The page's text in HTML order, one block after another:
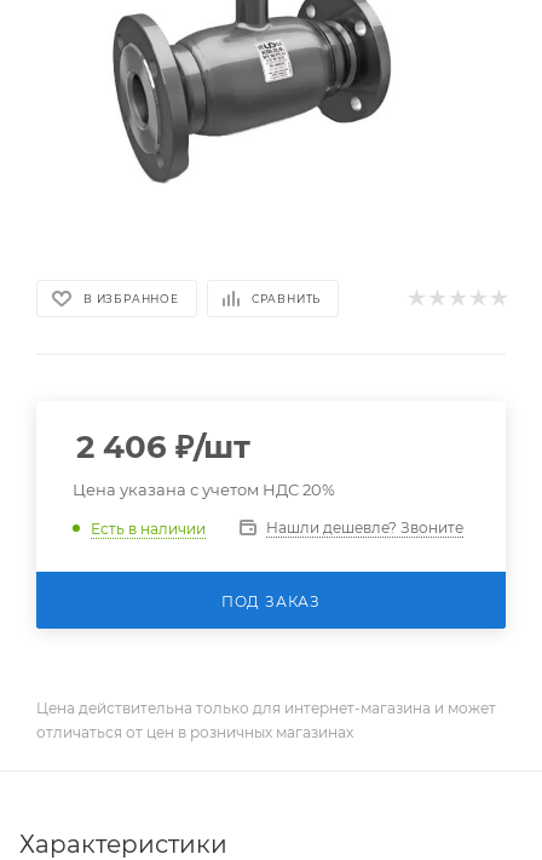
В ИЗБРАННОЕ СРАВНИТЬ
2 406 ₽/шт
Цена указана с учетом НДС 20%
Есть в наличии Нашли дешевле? Звоните
ПОД ЗАКАЗ
Цена действительна только для интернет-магазина и может
отличаться от цен в розничных магазинах
Характеристики